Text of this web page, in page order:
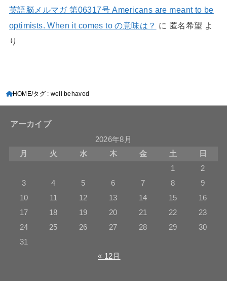
英語脳メルマガ 第06317号 Americans are meant to be
optimists. When it comes to の意味は？ に 匿名希望 よ
り
HOME タグ : well behaved
アーカイブ
2026年8月
月
火 水 木 金 土
日
1
2
3
4 5 6 7 8
9
10
11 12 13 14 15
16
17
18 19 20 21 22
23
24
25 26 27 28 29
30
31
« 12月